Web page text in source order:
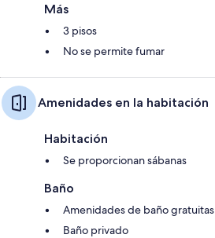
Más
3 pisos
No se permite fumar
Amenidades en la habitación
Habitación
Se proporcionan sábanas
Baño
Amenidades de baño gratuitas
Baño privado